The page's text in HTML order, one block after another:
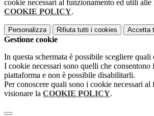
cookie necessari al funzionamento ed utili
COOKIE POLICY.
Personalizza Rifiuta tutti i cookies Accetta
Gestione cookie
In questa schermata è possibile scegliere
I cookie necessari sono quelli che
piattaforma e non è possibile disabilitarli.
Per conoscere quali sono i cookie necessari
visionare la COOKIE POLICY.